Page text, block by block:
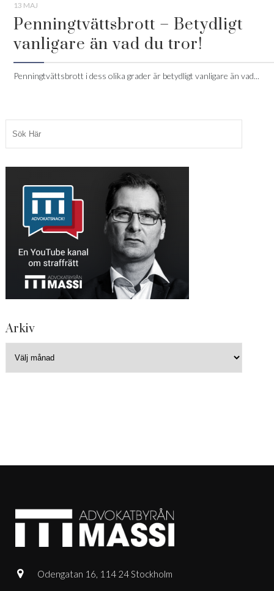
13 MAJ
Penningtvättsbrott – Betydligt
vanligare än vad du tror!
Penningtvättsbrott i dess olika grader är betydligt vanligare än vad...
Arkiv
Odengatan 16, 114 24 Stockholm